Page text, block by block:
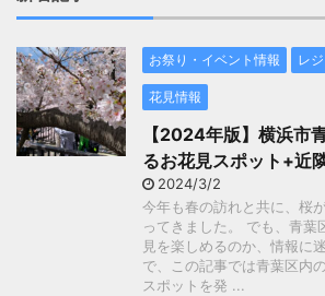
お祭り・イベント情報 レ
花見情報
【2024年版】横浜市
るお花見スポット+近
2024/3/2
今年も春の訪れと共に、桜
ってきました。 でも、青葉
見を楽しめるのか、情報に
で、この記事では青葉区内
スポットを発 ...